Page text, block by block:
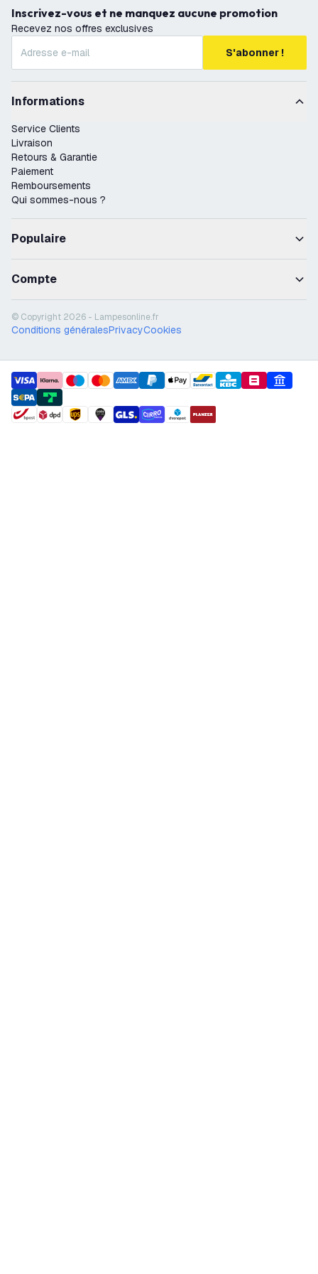
Inscrivez-vous et ne manquez aucune promotion
Recevez nos offres exclusives
S'abonner !
Informations
Service Clients
Livraison
Retours & Garantie
Paiement
Remboursements
Qui sommes-nous ?
Populaire
Compte
© Copyright 2026 - Lampesonline.fr
Conditions généralesPrivacyCookies
payment methods
shipment methods